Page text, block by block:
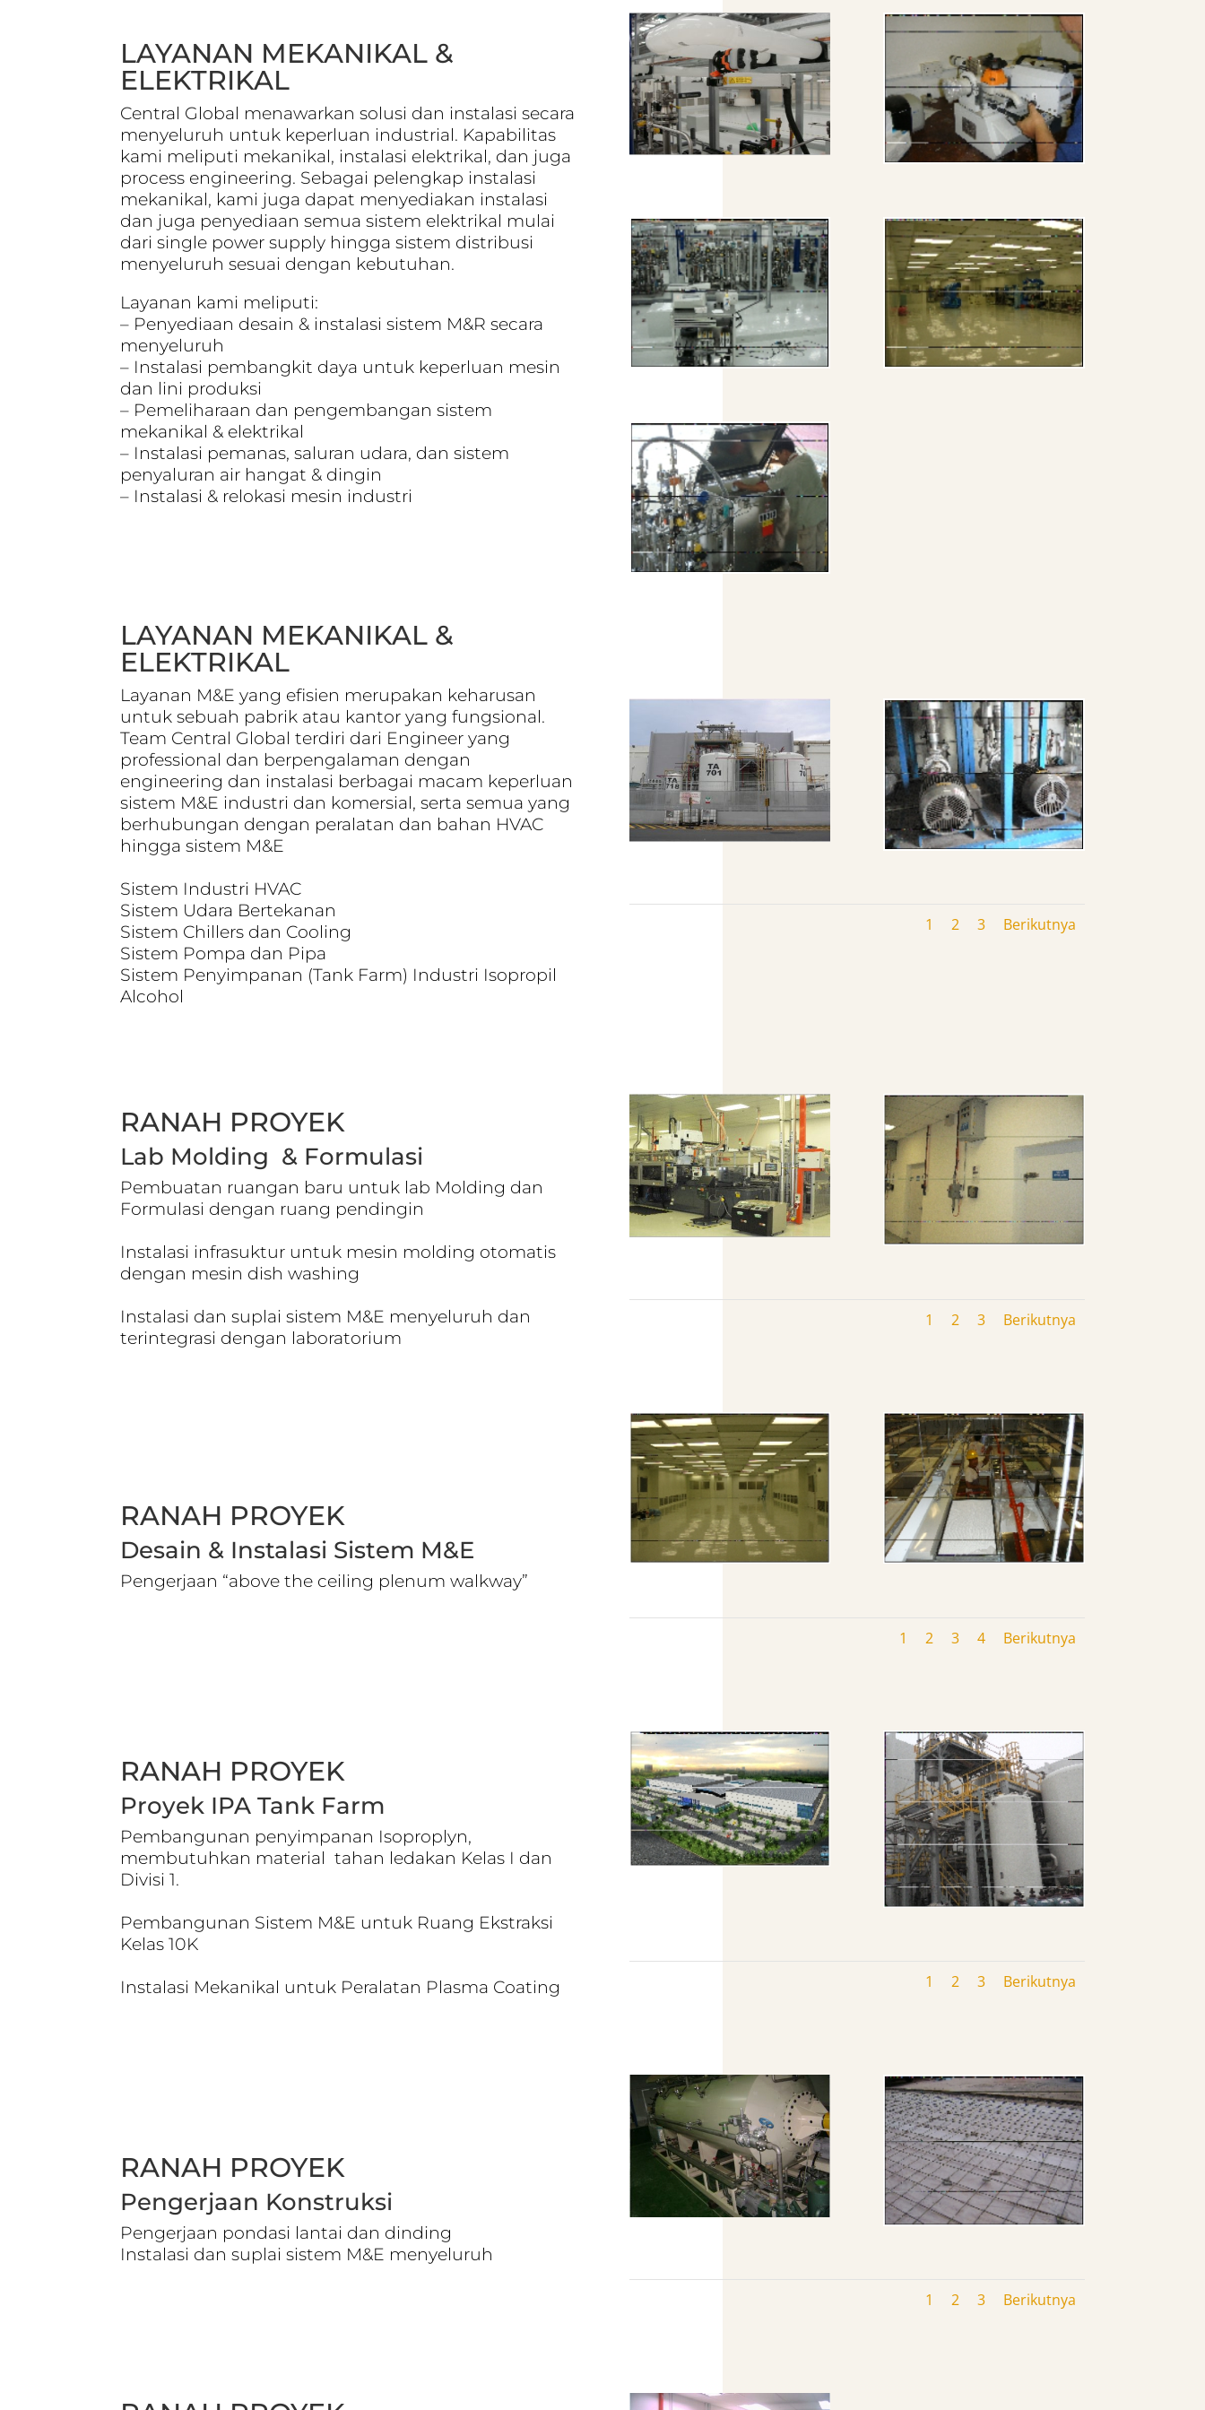
LAYANAN MEKANIKAL &
ELEKTRIKAL
Central Global menawarkan solusi dan instalasi secara
menyeluruh untuk keperluan industrial. Kapabilitas
kami meliputi mekanikal, instalasi elektrikal, dan juga
process engineering. Sebagai pelengkap instalasi
mekanikal, kami juga dapat menyediakan instalasi
dan juga penyediaan semua sistem elektrikal mulai
dari single power supply hingga sistem distribusi
menyeluruh sesuai dengan kebutuhan.
Layanan kami meliputi:
– Penyediaan desain & instalasi sistem M&R secara
menyeluruh
– Instalasi pembangkit daya untuk keperluan mesin
dan lini produksi
– Pemeliharaan dan pengembangan sistem
mekanikal & elektrikal
– Instalasi pemanas, saluran udara, dan sistem
penyaluran air hangat & dingin
– Instalasi & relokasi mesin industri
LAYANAN MEKANIKAL &
ELEKTRIKAL
Layanan M&E yang efisien merupakan keharusan
untuk sebuah pabrik atau kantor yang fungsional.
Team Central Global terdiri dari Engineer yang
professional dan berpengalaman dengan
engineering dan instalasi berbagai macam keperluan
sistem M&E industri dan komersial, serta semua yang
berhubungan dengan peralatan dan bahan HVAC
hingga sistem M&E
Sistem Industri HVAC
Sistem Udara Bertekanan
Sistem Chillers dan Cooling
Sistem Pompa dan Pipa
Sistem Penyimpanan (Tank Farm) Industri Isopropil
Alcohol
1 2 3 Berikutnya
RANAH PROYEK
Lab Molding & Formulasi
Pembuatan ruangan baru untuk lab Molding dan
Formulasi dengan ruang pendingin
Instalasi infrasuktur untuk mesin molding otomatis
dengan mesin dish washing
Instalasi dan suplai sistem M&E menyeluruh dan
terintegrasi dengan laboratorium
1 2 3 Berikutnya
RANAH PROYEK
Desain & Instalasi Sistem M&E
Pengerjaan “above the ceiling plenum walkway”
1 2 3 4 Berikutnya
RANAH PROYEK
Proyek IPA Tank Farm
Pembangunan penyimpanan Isoproplyn,
membutuhkan material tahan ledakan Kelas I dan
Divisi 1.
Pembangunan Sistem M&E untuk Ruang Ekstraksi
Kelas 10K
Instalasi Mekanikal untuk Peralatan Plasma Coating 1 2 3 Berikutnya
RANAH PROYEK
Pengerjaan Konstruksi
Pengerjaan pondasi lantai dan dinding
Instalasi dan suplai sistem M&E menyeluruh
1 2 3 Berikutnya